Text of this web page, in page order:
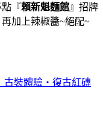
點『賴新魁麵館』招牌
加上辣椒醬~絕配~
古裝體驗・復古紅磚